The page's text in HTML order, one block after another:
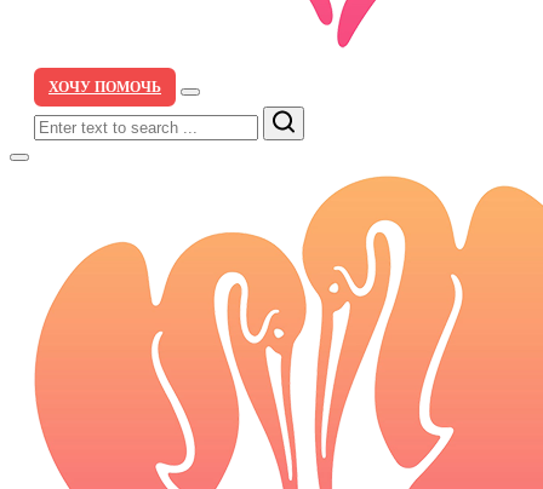
ХОЧУ ПОМОЧЬ
Search